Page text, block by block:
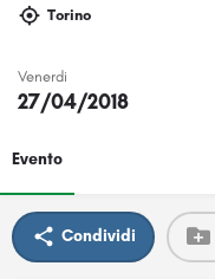
Torino
Venerdi
27/04/2018
Evento
Condividi